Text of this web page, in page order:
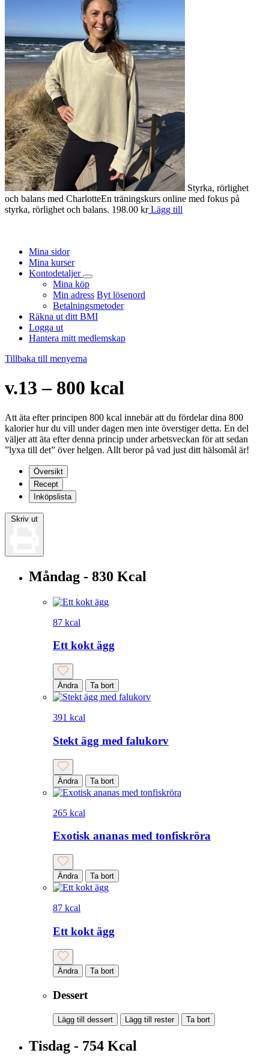
Styrka, rörlighet
och balans med CharlotteEn träningskurs online med fokus på
styrka, rörlighet och balans. 198.00 krLägg till
Mina sidor
Mina kurser
Kontodetaljer
Mina köp
Min adress Byt lösenord
Betalningsmetoder
Räkna ut ditt BMI
Logga ut
Hantera mitt medlemskap
Tillbaka till menyerna
v.13 – 800 kcal
Att äta efter principen 800 kcal innebär att du fördelar dina 800
kalorier hur du vill under dagen men inte överstiger detta. En del
väljer att äta efter denna princip under arbetsveckan för att sedan
”lyxa till det” över helgen. Allt beror på vad just ditt hälsomål är!
Översikt
Recept
Inköpslista
Måndag - 830 Kcal
87 kcal
Ett kokt ägg
Ändra Ta bort
391 kcal
Stekt ägg med falukorv
Ändra Ta bort
265 kcal
Exotisk ananas med tonfiskröra
Ändra Ta bort
87 kcal
Ett kokt ägg
Ändra Ta bort
Dessert
Lägg till dessert Lägg till rester Ta bort
Tisdag - 754 Kcal